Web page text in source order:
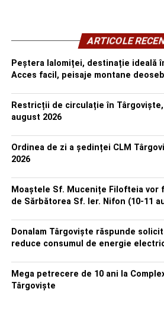
ARTICOLE
Peștera Ialomiței, destinație ideală
Acces facil, peisaje montane
Restricții de circulație în
august 2026
Ordinea de zi a ședinței CLM
2026
Moaștele Sf. Mucenițe Filofteia vor
de Sărbătorea Sf. Ier. Nifon (10-11
Donalam Târgoviște răspunde
reduce consumul de energie
Mega petrecere de 10 ani la
Târgoviște